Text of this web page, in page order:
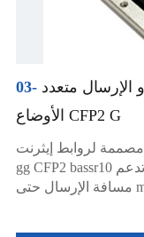
03-اّجّال الإرسال و الإرسال و الإرسال و الإرسال متعدد
الأوضاع CFP2 G
مصممة لروابط إيثرنت G عبر ألياف متعددة الأوضاع ، Sintai 100
gg CFP2 bassr10 أجهزة الإرسال والاستقبال البصرية تدعم